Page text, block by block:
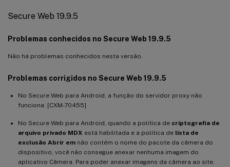
Secure Web 19.9.5
Problemas conhecidos no Secure Web 19.9.5
Não há problemas conhecidos nesta versão.
Problemas corrigidos no Secure Web 19.9.5
No Secure Web para Android, a função do servidor proxy não
funciona. [CXM-70455]
No Secure Web para Android, quando a política de criptografia de
arquivo privado MDX está habilitada e a política de lista de
exclusão Abrir em não contém o nome do pacote da câmera do
dispositivo, você não consegue anexar nenhuma imagem do
aplicativo Câmera. Para poder anexar imagens da câmera ao site,